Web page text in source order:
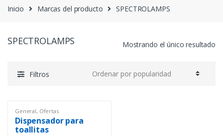
Inicio Marcas del producto SPECTROLAMPS
SPECTROLAMPS Mostrando el único resultado
Filtros
General, Ofertas
Dispensador para
toallitas